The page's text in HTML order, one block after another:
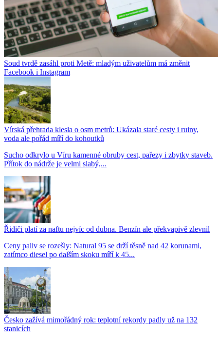
Soud tvrdě zasáhl proti Metě: mladým uživatelům má změnit
Facebook i Instagram
Vírská přehrada klesla o osm metrů: Ukázala staré cesty i ruiny,
voda ale pořád míří do kohoutků
Sucho odkrylo u Víru kamenné obruby cest, pařezy i zbytky staveb.
Přítok do nádrže je velmi slabý,...
Řidiči platí za naftu nejvíc od dubna. Benzín ale překvapivě zlevnil
Ceny paliv se rozešly: Natural 95 se drží těsně nad 42 korunami,
zatímco diesel po dalším skoku míří k 45...
Česko zažívá mimořádný rok: teplotní rekordy padly už na 132
stanicích